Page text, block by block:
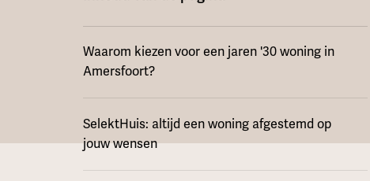
Waarom kiezen voor een jaren '30 woning in
Amersfoort?
SelektHuis: altijd een woning afgestemd op
jouw wensen